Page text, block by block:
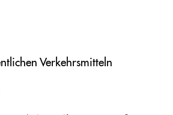
Verkehrsmitteln